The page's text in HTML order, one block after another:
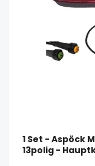
1 Set - Aspöck
13polig -